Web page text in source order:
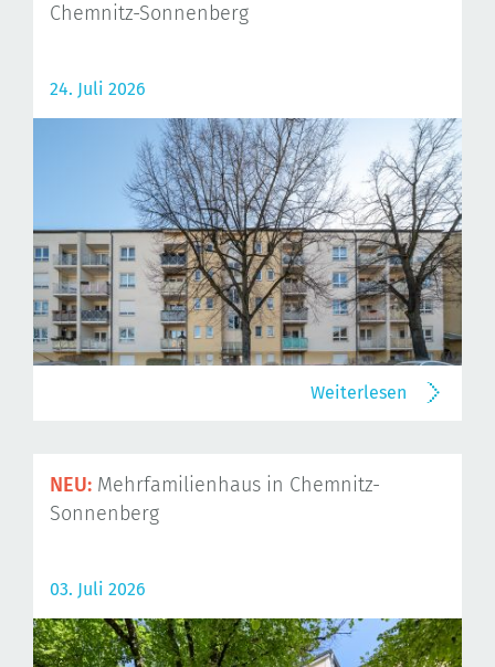
Chemnitz-Sonnenberg
24. Juli 2026
Weiterlesen
NEU: Mehrfamilienhaus in Chemnitz-
Sonnenberg
03. Juli 2026